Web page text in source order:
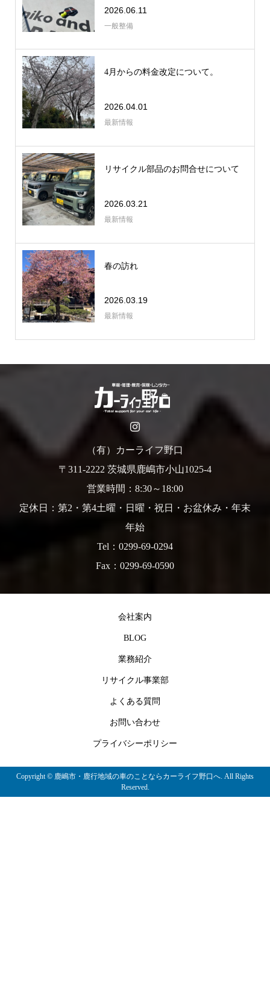
2026.06.11
一般整備
4月からの料金改定について。
2026.04.01
最新情報
リサイクル部品のお問合せについて
2026.03.21
最新情報
春の訪れ
2026.03.19
最新情報
（有）カーライフ野口
〒311-2222 茨城県鹿嶋市小山1025-4
営業時間：8:30～18:00
定休日：第2・第4土曜・日曜・祝日・お盆休み・年末
年始
Tel：0299-69-0294
Fax：0299-69-0590
会社案内
BLOG
業務紹介
リサイクル事業部
よくある質問
お問い合わせ
プライバシーポリシー
Copyright © 鹿嶋市・鹿行地域の車のことならカーライフ野口へ. All Rights
Reserved.